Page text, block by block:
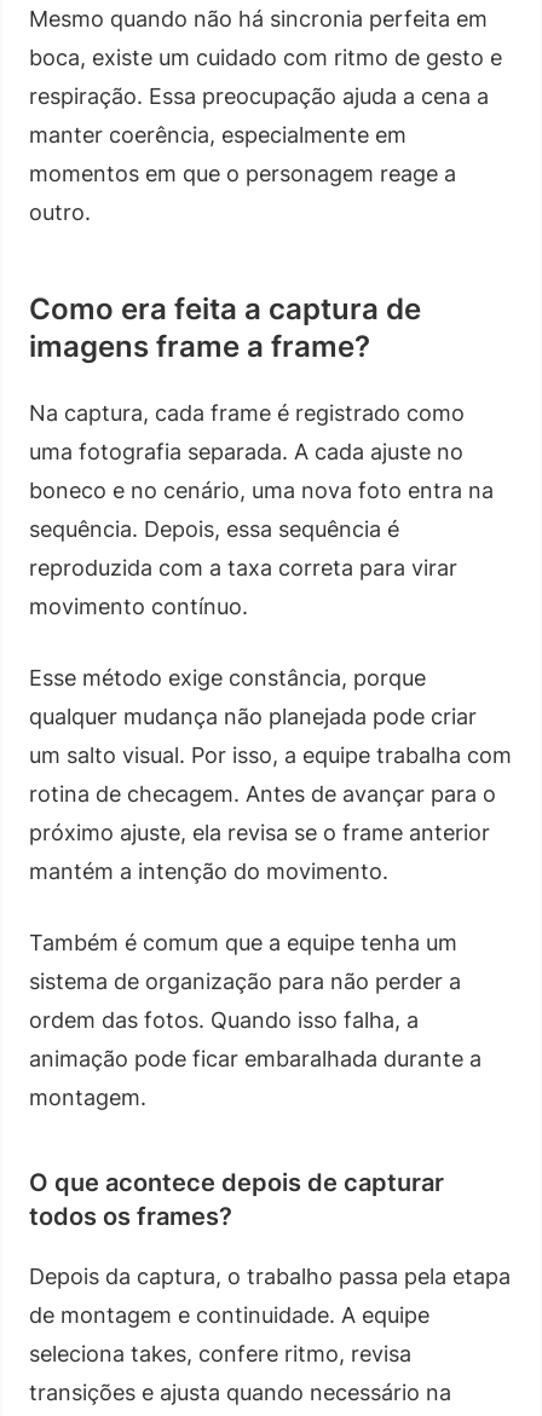
Mesmo quando não há sincronia perfeita em
boca, existe um cuidado com ritmo de gesto e
respiração. Essa preocupação ajuda a cena a
manter coerência, especialmente em
momentos em que o personagem reage a
outro.
Como era feita a captura de
imagens frame a frame?
Na captura, cada frame é registrado como
uma fotografia separada. A cada ajuste no
boneco e no cenário, uma nova foto entra na
sequência. Depois, essa sequência é
reproduzida com a taxa correta para virar
movimento contínuo.
Esse método exige constância, porque
qualquer mudança não planejada pode criar
um salto visual. Por isso, a equipe trabalha com
rotina de checagem. Antes de avançar para o
próximo ajuste, ela revisa se o frame anterior
mantém a intenção do movimento.
Também é comum que a equipe tenha um
sistema de organização para não perder a
ordem das fotos. Quando isso falha, a
animação pode ficar embaralhada durante a
montagem.
O que acontece depois de capturar
todos os frames?
Depois da captura, o trabalho passa pela etapa
de montagem e continuidade. A equipe
seleciona takes, confere ritmo, revisa
transições e ajusta quando necessário na